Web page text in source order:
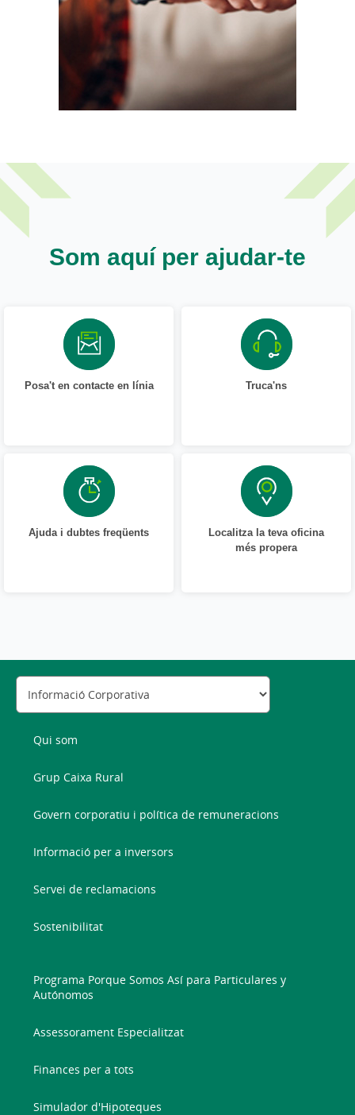
Som aquí per ajudar-te
Posa't en contacte en línia Truca'ns
Ajuda i dubtes freqüents
Localitza la teva oficina
més propera
Qui som
Grup Caixa Rural
Govern corporatiu i política de remuneracions
Informació per a inversors
Servei de reclamacions
Sostenibilitat
Programa Porque Somos Así para Particulares y
Autónomos
Assessorament Especialitzat
Finances per a tots
Simulador d'Hipoteques